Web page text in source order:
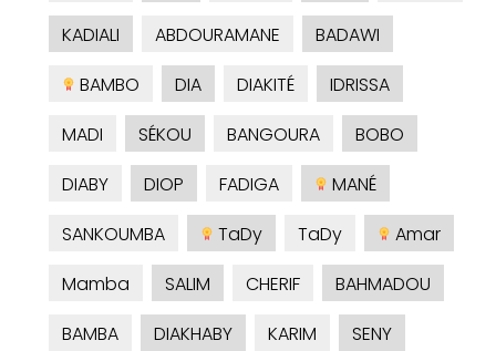
KADIALI
ABDOURAMANE
BADAWI
BAMBO
DIA DIAKITÉ
IDRISSA
MADI
SÉKOU BANGOURA
BOBO
DIABY
DIOP FADIGA
MANÉ
SANKOUMBA
TaDy TaDy
Amar
Mamba
SALIM CHERIF
BAHMADOU
BAMBA
DIAKHABY KARIM
SENY